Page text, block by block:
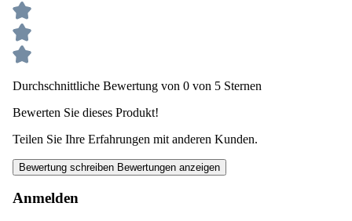
Durchschnittliche Bewertung von 0 von 5 Sternen
Bewerten Sie dieses Produkt!
Teilen Sie Ihre Erfahrungen mit anderen Kunden.
Bewertung schreiben Bewertungen anzeigen
Anmelden